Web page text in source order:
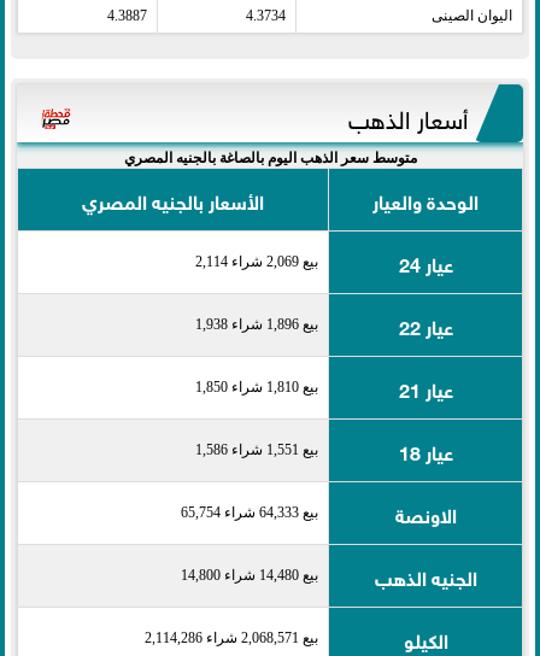
اليوان الصينى​ 4.3734
4.3887
أسعار الذهب
متوسط سعر الذهب اليوم بالصاغة بالجنيه المصري
الوحدة والعيار
الأسعار بالجنيه المصري
عيار 24
بيع 2,069 شراء 2,114
عيار 22 بيع 1,896 شراء 1,938
عيار 21 بيع 1,810 شراء 1,850
عيار 18 بيع 1,551 شراء 1,586
الاونصة بيع 64,333 شراء 65,754
الجنيه الذهب بيع 14,480 شراء 14,800
الكيلو بيع 2,068,571 شراء 2,114,286